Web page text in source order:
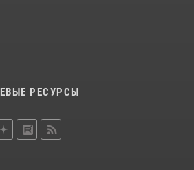
РЕСУРСЫ